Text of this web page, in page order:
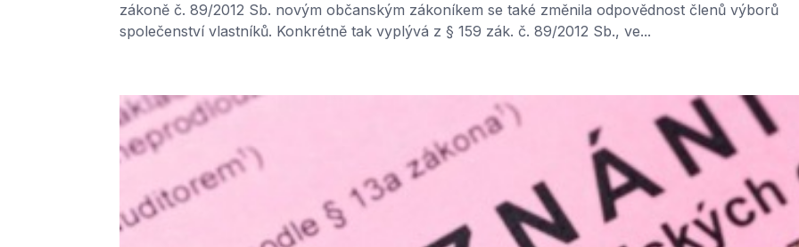
zákoně č. 89/2012 Sb. novým občanským zákoníkem se také změnila odpovědnost členů výborů
společenství vlastníků. Konkrétně tak vyplývá z § 159 zák. č. 89/2012 Sb., ve...